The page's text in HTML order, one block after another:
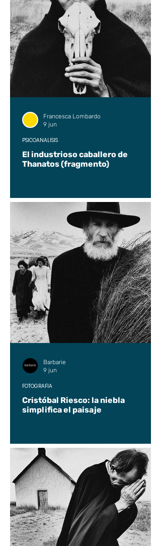
El industrioso caballero de
Thanatos (fragmento)
PSICOANÁLISIS
Francesca Lombardo
9 jun
Cristóbal Riesco: la niebla
simplifica el paisaje
FOTOGRAFÍA
Barbarie
9 jun